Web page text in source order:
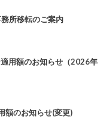
所移転のご案内
用額のお知らせ（2026年
のお知らせ(変更)